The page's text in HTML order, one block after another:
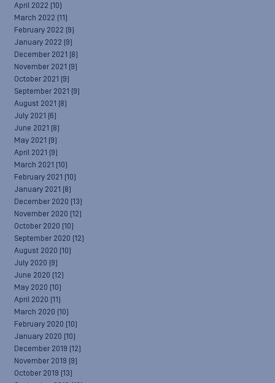
April 2022 (10)
March 2022 (11)
February 2022 (9)
January 2022 (9)
December 2021 (8)
November 2021 (9)
October 2021 (9)
September 2021 (9)
August 2021 (8)
July 2021 (6)
June 2021 (8)
May 2021 (9)
April 2021 (9)
March 2021 (10)
February 2021 (10)
January 2021 (8)
December 2020 (13)
November 2020 (12)
October 2020 (10)
September 2020 (12)
August 2020 (10)
July 2020 (9)
June 2020 (12)
May 2020 (10)
April 2020 (11)
March 2020 (10)
February 2020 (10)
January 2020 (10)
December 2019 (12)
November 2019 (9)
October 2019 (13)